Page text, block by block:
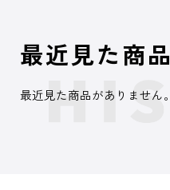
最近見た商品
最近見た商品がありません。